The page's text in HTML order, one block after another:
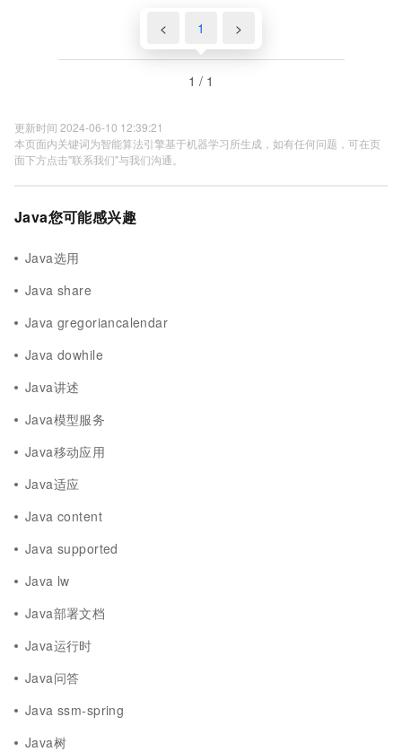
< 1 >
1 / 1
更新时间 2024-06-10 12:39:21
本页面内关键词为智能算法引擎基于机器学习所生成，如有任何问题，可在页
面下方点击"联系我们"与我们沟通。
Java您可能感兴趣
Java选用
Java share
Java gregoriancalendar
Java dowhile
Java讲述
Java模型服务
Java移动应用
Java适应
Java content
Java supported
Java lw
Java部署文档
Java运行时
Java问答
Java ssm-spring
Java树